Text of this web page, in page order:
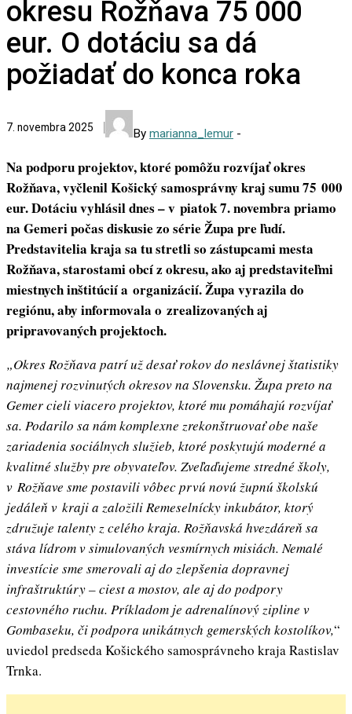
okresu Rožňava 75 000
eur. O dotáciu sa dá
požiadať do konca roka
7. novembra 2025 By marianna_lemur -
Na podporu projektov, ktoré pomôžu rozvíjať okres
Rožňava, vyčlenil Košický samosprávny kraj sumu 75 000
eur. Dotáciu vyhlásil dnes – v piatok 7. novembra priamo
na Gemeri počas diskusie zo série Župa pre ľudí.
Predstavitelia kraja sa tu stretli so zástupcami mesta
Rožňava, starostami obcí z okresu, ako aj predstaviteľmi
miestnych inštitúcií a organizácií. Župa vyrazila do
regiónu, aby informovala o zrealizovaných aj
pripravovaných projektoch.
„Okres Rožňava patrí už desať rokov do neslávnej štatistiky
najmenej rozvinutých okresov na Slovensku. Župa preto na
Gemer cieli viacero projektov, ktoré mu pomáhajú rozvíjať
sa. Podarilo sa nám komplexne zrekonštruovať obe naše
zariadenia sociálnych služieb, ktoré poskytujú moderné a
kvalitné služby pre obyvateľov. Zveľaďujeme stredné školy,
v Rožňave sme postavili vôbec prvú novú župnú školskú
jedáleň v kraji a založili Remeselnícky inkubátor, ktorý
združuje talenty z celého kraja. Rožňavská hvezdáreň sa
stáva lídrom v simulovaných vesmírnych misiách. Nemalé
investície sme smerovali aj do zlepšenia dopravnej
infraštruktúry – ciest a mostov, ale aj do podpory
cestovného ruchu. Príkladom je adrenalínový zipline v
Gombaseku, či podpora unikátnych gemerských kostolíkov,“
uviedol predseda Košického samosprávneho kraja Rastislav
Trnka.